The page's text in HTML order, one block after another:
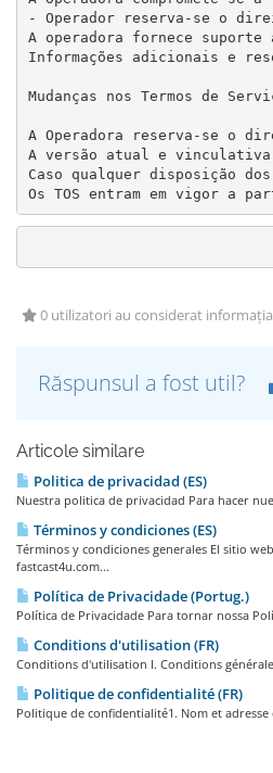
- Operador reserva-se o
A operadora fornece
Informações adicionais e
Mudanças nos Termos de
A Operadora reserva-se o
A versão atual e vinculativa
Caso qualquer disposição
Os TOS entram em vigor a
0 utilizatori au considerat
Răspunsul a fost util?
Articole similare
Politica de privacidad (ES)
Nuestra politica de privacidad Para hacer
Términos y condiciones (ES)
Términos y condiciones generales El sitio
fastcast4u.com...
Política de Privacidade (Portug.)
Política de Privacidade Para tornar nossa
Conditions d'utilisation (FR)
Conditions d'utilisation I. Conditions
Politique de confidentialité (FR)
Politique de confidentialité1. Nom et